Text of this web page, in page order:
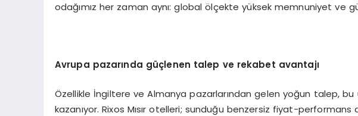
odağımız her zaman aynı: global ölçekte yüksek memnuniyet ve
Avrupa pazarında güçlenen talep ve rekabet avantajı
Özellikle İngiltere ve Almanya pazarlarından gelen yoğun talep, bu
kazanıyor. Rixos Mısır otelleri; sunduğu benzersiz fiyat-performans